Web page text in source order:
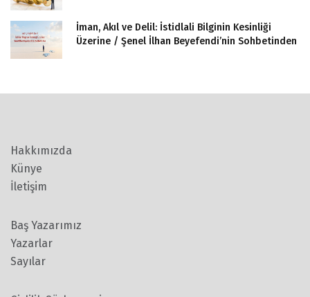
İman, Akıl ve Delil: İstidlali Bilginin Kesinliği
Üzerine / Şenel İlhan Beyefendi’nin Sohbetinden
Hakkımızda
Künye
İletişim
Baş Yazarımız
Yazarlar
Sayılar